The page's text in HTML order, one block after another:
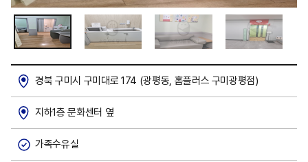
경북 구미시 구미대로 174 (광평동, 홈플러스 구미광평점)
지하1층 문화센터 옆
가족수유실